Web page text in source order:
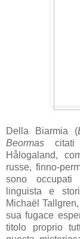
Della Biarmia (
Beormas
Hålogaland,
russe, finno-
sono occupati
linguista e
Michaël
sua fugace
titolo proprio